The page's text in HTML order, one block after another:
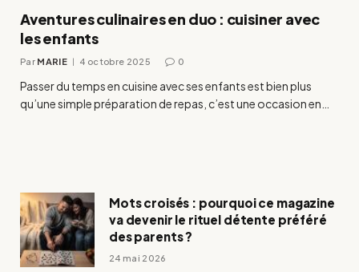
Aventures culinaires en duo : cuisiner avec
les enfants
Par MARIE 4 octobre 2025 0
Passer du temps en cuisine avec ses enfants est bien plus
qu’une simple préparation de repas, c’est une occasion en…
Mots croisés : pourquoi ce magazine
va devenir le rituel détente préféré
des parents ?
24 mai 2026